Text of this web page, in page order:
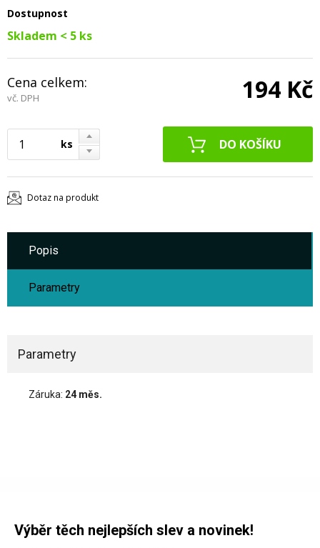
Dostupnost
Skladem < 5 ks
Cena celkem:
vč. DPH 194 Kč
ks
Dotaz na produkt
Popis
Parametry
Parametry
Záruka: 24 měs.
Výběr těch nejlepších slev a novinek!